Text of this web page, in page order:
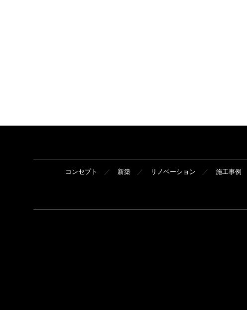
コンセプト 新築 リノベーション 施工事例